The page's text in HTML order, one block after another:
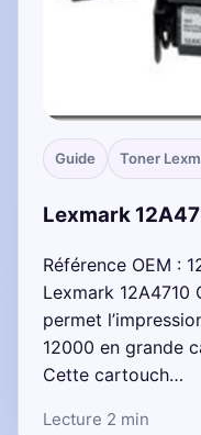
Guide Toner
Lexmark
Référence OEM :
Lexmark
permet
12000 en grande
Cette cartouch…
Lecture 2 min